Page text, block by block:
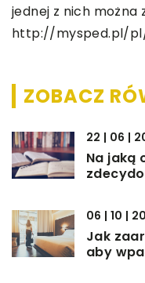
jednej z nich można
http://mysped.pl/
ZOBACZ
22 | 06 |
Na jaką
06 | 10 |
Jak
aby